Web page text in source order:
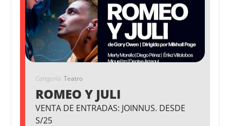
Categoría Teatro
ROMEO Y JULI
VENTA DE ENTRADAS: JOINNUS. DESDE
S/25